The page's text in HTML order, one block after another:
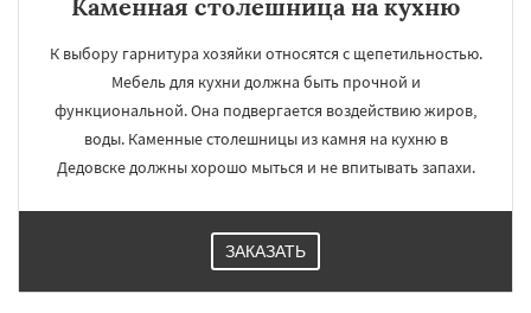
Каменная столешница на кухню
К выбору гарнитура хозяйки относятся с щепетильностью.
Мебель для кухни должна быть прочной и
функциональной. Она подвергается воздействию жиров,
воды. Каменные столешницы из камня на кухню в
Дедовске должны хорошо мыться и не впитывать запахи.
ЗАКАЗАТЬ